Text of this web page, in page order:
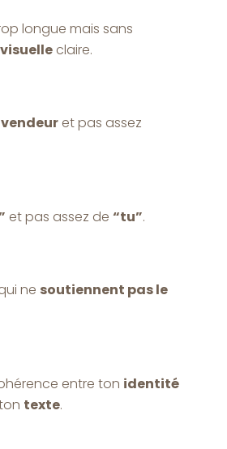
longue mais sans
claire.
vendeuret pas assez
et pas assez de “tu”.
ne soutiennent pas le
entre ton identité
texte.